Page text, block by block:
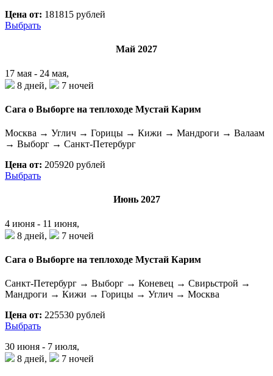
Цена от: 181815 рублей
Выбрать
Май 2027
17 мая - 24 мая,
8 дней,
7 ночей
Сага о Выборге на теплоходе Мустай Карим
Москва → Углич → Горицы → Кижи → Мандроги → Валаам
→ Выборг → Санкт-Петербург
Цена от: 205920 рублей
Выбрать
Июнь 2027
4 июня - 11 июня,
8 дней,
7 ночей
Сага о Выборге на теплоходе Мустай Карим
Санкт-Петербург → Выборг → Коневец → Свирьстрой →
Мандроги → Кижи → Горицы → Углич → Москва
Цена от: 225530 рублей
Выбрать
30 июня - 7 июля,
8 дней,
7 ночей